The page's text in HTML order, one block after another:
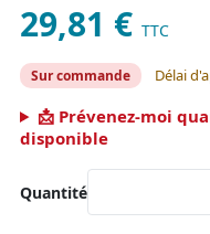
29,81 € TTC
Sur commande Délai
📩 Prévenez-moi
disponible
Quantité